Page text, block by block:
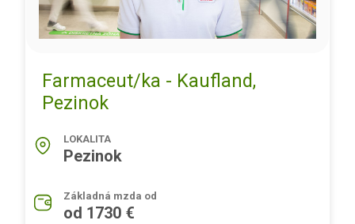
Farmaceut/ka - Kaufland,
Pezinok
LOKALITA
Pezinok
Základná mzda od
od 1730 €